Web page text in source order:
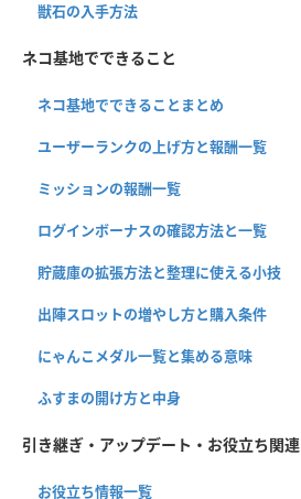
獣石の入手方法
ネコ基地でできること
ネコ基地でできることまとめ
ユーザーランクの上げ方と報酬一覧
ミッションの報酬一覧
ログインボーナスの確認方法と一覧
貯蔵庫の拡張方法と整理に使える小技
出陣スロットの増やし方と購入条件
にゃんこメダル一覧と集める意味
ふすまの開け方と中身
引き継ぎ・アップデート・お役立ち関連
お役立ち情報一覧